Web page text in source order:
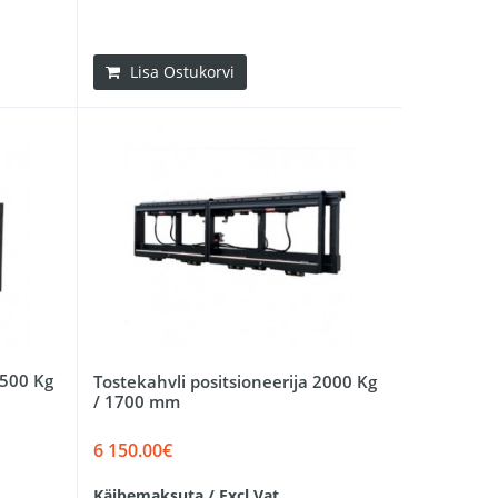
Lisa Ostukorvi
Kg
Tostekahvli positsioneerija 2000 Kg
/ 1700 mm
6 150.00€